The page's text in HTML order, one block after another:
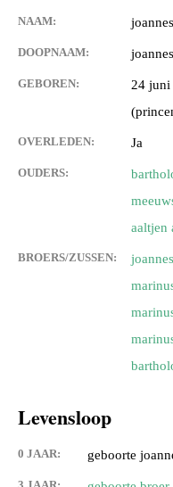
NAAM:
DOOPNAAM:
GEBOREN:
24 juni
OVERLEDEN: Ja
OUDERS:
aaltjen
BROERS/ZUSSEN:
Levensloop
0 JAAR: geboorte